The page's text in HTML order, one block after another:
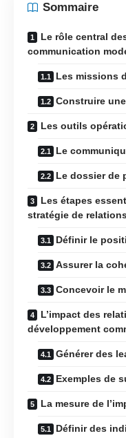
Sommaire
Le rôle central
communication
Les missions
Construire
Les outils
Le
Le dossier de
Les étapes
stratégie de
Définir le
Assurer la
Concevoir le
L’impact des
développement
Générer des
Exemples de
La mesure de
Définir des